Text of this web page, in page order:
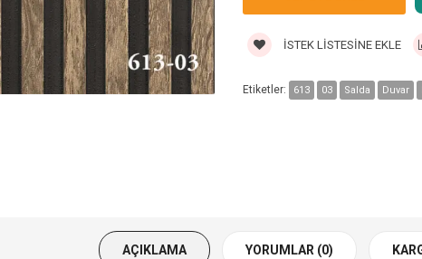
İSTEK LISTESINE EKLE
Etiketler: 613 03 Salda Duvar
AÇIKLAMA YORUMLAR (0)